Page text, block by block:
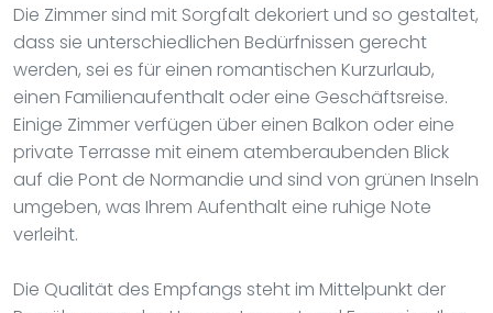
Die Zimmer sind mit Sorgfalt dekoriert und so gestaltet,
dass sie unterschiedlichen Bedürfnissen gerecht
werden, sei es für einen romantischen Kurzurlaub,
einen Familienaufenthalt oder eine Geschäftsreise.
Einige Zimmer verfügen über einen Balkon oder eine
private Terrasse mit einem atemberaubenden Blick
auf die Pont de Normandie und sind von grünen Inseln
umgeben, was Ihrem Aufenthalt eine ruhige Note
verleiht.
Die Qualität des Empfangs steht im Mittelpunkt der